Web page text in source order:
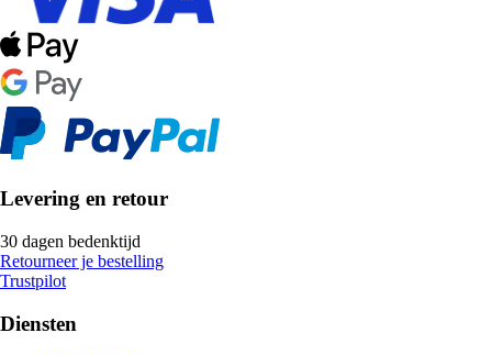
Levering en retour
30 dagen bedenktijd
Retourneer je bestelling
Trustpilot
Diensten